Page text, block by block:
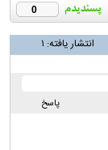
0
انتشار یافته: ۱
پاسخ